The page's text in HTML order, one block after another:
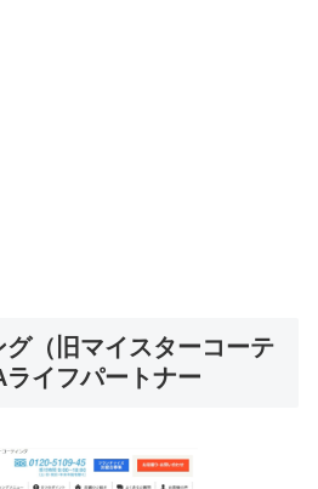
（旧マイスターコーテ
ライフパートナー